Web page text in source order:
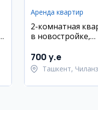
Аренда квартир
2-комнатная
в новостройке,
700 y.e
Ташкент,